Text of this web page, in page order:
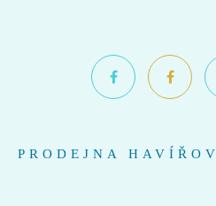
PRODEJNA HAVÍŘOV